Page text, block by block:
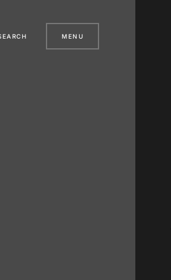
MENU